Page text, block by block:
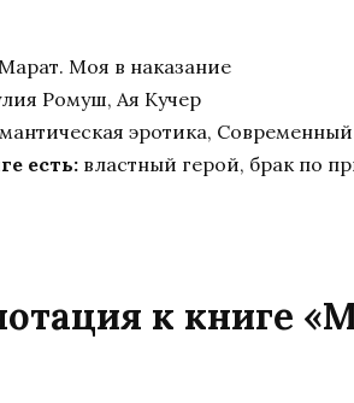
Моя в наказание
Ромуш, Ая Кучер
эротика,
есть: властный герой, брак по
к книге